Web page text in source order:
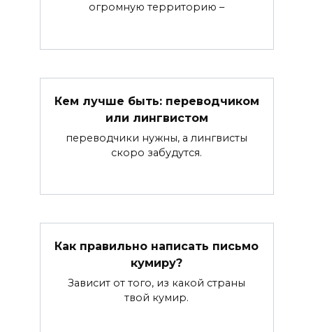
огромную территорию –
Кем лучше быть: переводчиком
или лингвистом
переводчики нужны, а лингвисты
скоро забудутся.
Как правильно написать письмо
кумиру?
Зависит от того, из какой страны
твой кумир.